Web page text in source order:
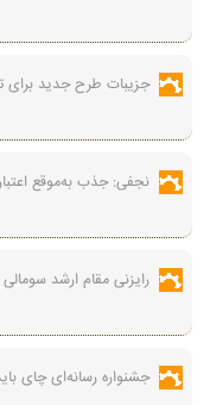
جزیبات طرح جدید برای
نجفی: جذب به‌موقع
رایزنی مقام ارشد سومالی
جشنواره رسانه‌ای چای